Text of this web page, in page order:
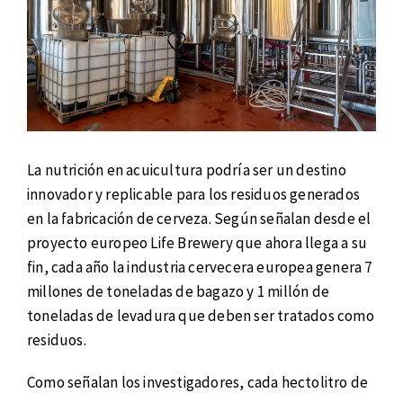
La nutrición en acuicultura podría ser un destino
innovador y replicable para los residuos generados
en la fabricación de cerveza. Según señalan desde el
proyecto europeo Life Brewery que ahora llega a su
fin, cada año la industria cervecera europea genera 7
millones de toneladas de bagazo y 1 millón de
toneladas de levadura que deben ser tratados como
residuos.
Como señalan los investigadores, cada hectolitro de